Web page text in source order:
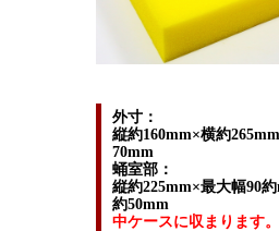
外寸：
縦約160mm×横約
70mm
蛹室部：
縦約225mm×最大幅90
約50mm
中ケースに収まります。